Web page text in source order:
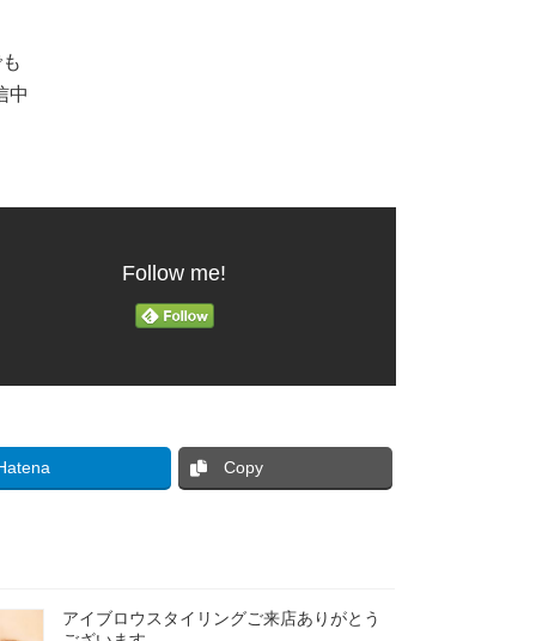
中
Follow me!
Copy
アイブロウスタイリングご来店ありがとう